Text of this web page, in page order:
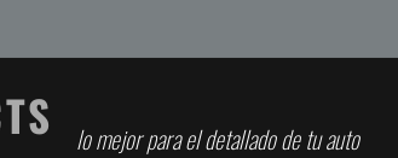
lo mejor para el detallado de tu auto